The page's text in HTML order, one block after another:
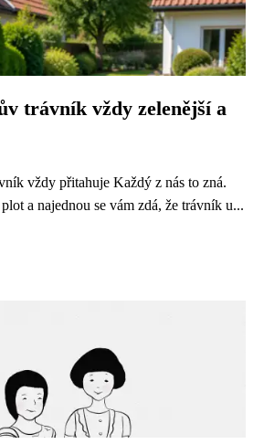
trávník vždy zelenější a
vždy přitahuje Každý z nás to zná.
a najednou se vám zdá, že trávník u...